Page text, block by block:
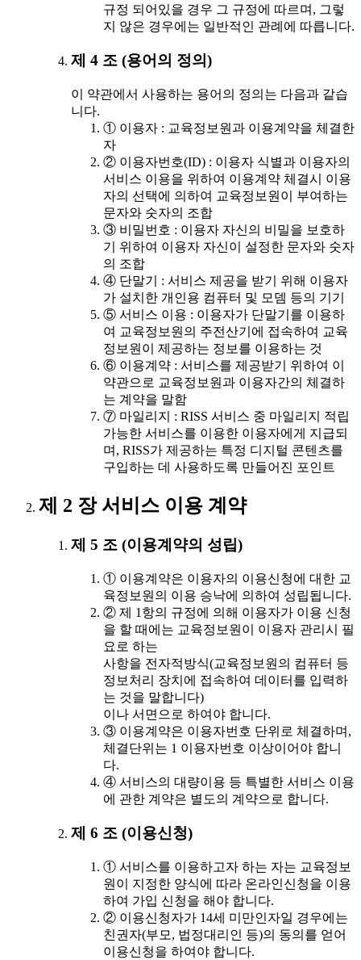
규정 되어있을 경우 그 규정에 따르며, 그렇
지 않은 경우에는 일반적인 관례에 따릅니다.
제 4 조 (용어의 정의)
이 약관에서 사용하는 용어의 정의는 다음과 같습
니다.
① 이용자 : 교육정보원과 이용계약을 체결한
자
② 이용자번호(ID) : 이용자 식별과 이용자의
서비스 이용을 위하여 이용계약 체결시 이용
자의 선택에 의하여 교육정보원이 부여하는
문자와 숫자의 조합
③ 비밀번호 : 이용자 자신의 비밀을 보호하
기 위하여 이용자 자신이 설정한 문자와 숫자
의 조합
④ 단말기 : 서비스 제공을 받기 위해 이용자
가 설치한 개인용 컴퓨터 및 모뎀 등의 기기
⑤ 서비스 이용 : 이용자가 단말기를 이용하
여 교육정보원의 주전산기에 접속하여 교육
정보원이 제공하는 정보를 이용하는 것
⑥ 이용계약 : 서비스를 제공받기 위하여 이
약관으로 교육정보원과 이용자간의 체결하
는 계약을 말함
⑦ 마일리지 : RISS 서비스 중 마일리지 적립
가능한 서비스를 이용한 이용자에게 지급되
며, RISS가 제공하는 특정 디지털 콘텐츠를
구입하는 데 사용하도록 만들어진 포인트
제 2 장 서비스 이용 계약
제 5 조 (이용계약의 성립)
① 이용계약은 이용자의 이용신청에 대한 교
육정보원의 이용 승낙에 의하여 성립됩니다.
② 제 1항의 규정에 의해 이용자가 이용 신청
을 할 때에는 교육정보원이 이용자 관리시 필
요로 하는
사항을 전자적방식(교육정보원의 컴퓨터 등
정보처리 장치에 접속하여 데이터를 입력하
는 것을 말합니다)
이나 서면으로 하여야 합니다.
③ 이용계약은 이용자번호 단위로 체결하며,
체결단위는 1 이용자번호 이상이어야 합니
다.
④ 서비스의 대량이용 등 특별한 서비스 이용
에 관한 계약은 별도의 계약으로 합니다.
제 6 조 (이용신청)
① 서비스를 이용하고자 하는 자는 교육정보
원이 지정한 양식에 따라 온라인신청을 이용
하여 가입 신청을 해야 합니다.
② 이용신청자가 14세 미만인자일 경우에는
친권자(부모, 법정대리인 등)의 동의를 얻어
이용신청을 하여야 합니다.